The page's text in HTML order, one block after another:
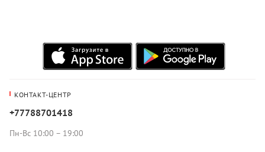
КОНТАКТ-ЦЕНТР
+77788701418
Пн-Вс 10:00 – 19:00